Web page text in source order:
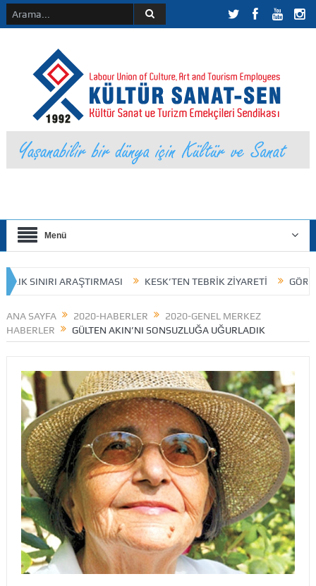
Menü
SINIRI ARAŞTIRMASI KESK’TEN TEBRİK ZİYARETİ GÖREV
ANA SAYFA 2020-HABERLER
2020-GENEL MERKEZ
HABERLER
GÜLTEN AKIN’NI SONSUZLUĞA UĞURLADIK